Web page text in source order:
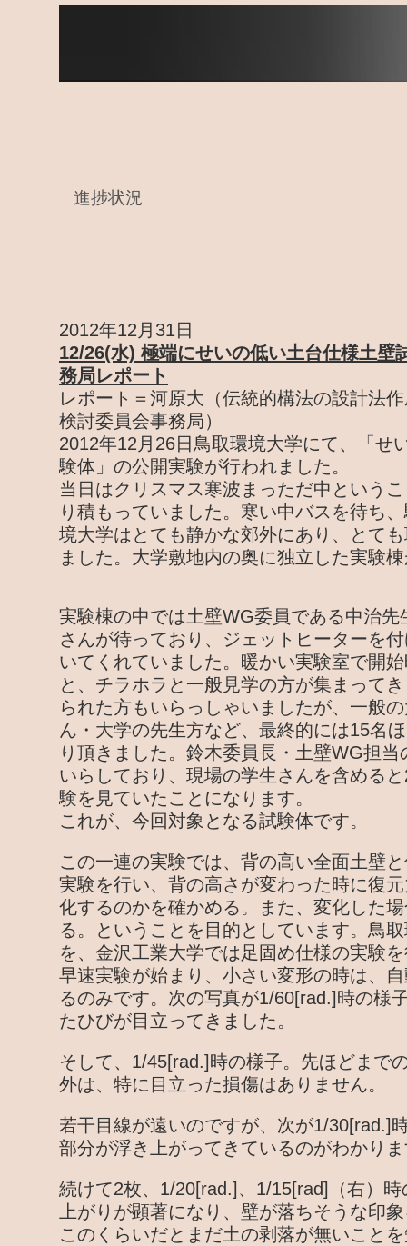
進捗状況
2012年12月31日
12/26(水) 極端にせいの低い土台仕様土壁
務局レポート
レポート＝河原大（伝統的構法の設計法
検討委員会事務局）
2012年12月26日鳥取環境大学にて、「せ
験体」の公開実験が行われました。
当日はクリスマス寒波まっただ中という
り積もっていました。寒い中バスを待ち
境大学はとても静かな郊外にあり、とて
ました。大学敷地内の奥に独立した実験
実験棟の中では土壁WG委員である中治
さんが待っており、ジェットヒーターを
いてくれていました。暖かい実験室で開
と、チラホラと一般見学の方が集まって
られた方もいらっしゃいましたが、一般
ん・大学の先生方など、最終的には15名
り頂きました。鈴木委員長・土壁WG担
いらしており、現場の学生さんを含める
験を見ていたことになります。
これが、今回対象となる試験体です。
この一連の実験では、背の高い全面土壁
実験を行い、背の高さが変わった時に復
化するのかを確かめる。また、変化した
る。ということを目的としています。鳥
を、金沢工業大学では足固め仕様の実験
早速実験が始まり、小さい変形の時は、
るのみです。次の写真が1/60[rad.]時の様
たひびが目立ってきました。
そして、1/45[rad.]時の様子。先ほどまで
外は、特に目立った損傷はありません。
若干目線が遠いのですが、次が1/30[rad.]
部分が浮き上がってきているのがわかり
続けて2枚、1/20[rad.]、1/15[rad]（右）
上がりが顕著になり、壁が落ちそうな印
このくらいだとまだ土の剥落が無いこと